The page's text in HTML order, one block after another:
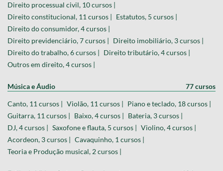
Direito processual civil, 10 cursos |
Direito constitucional, 11 cursos | Estatutos, 5 cursos |
Direito do consumidor, 4 cursos |
Direito previdenciário, 7 cursos | Direito imobiliário, 3 cursos |
Direito do trabalho, 6 cursos | Direito tributário, 4 cursos |
Outros em direito, 4 cursos |
Música e Áudio 77 cursos
Canto, 11 cursos | Violão, 11 cursos | Piano e teclado, 18 cursos |
Guitarra, 11 cursos | Baixo, 4 cursos | Bateria, 3 cursos |
DJ, 4 cursos | Saxofone e flauta, 5 cursos | Violino, 4 cursos |
Acordeon, 3 cursos | Cavaquinho, 1 cursos |
Teoria e Produção musical, 2 cursos |